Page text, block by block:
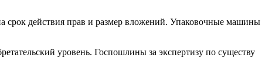
срок действия прав и размер вложений. Упаковочные машины
уровень. Госпошлины за экспертизу по существу